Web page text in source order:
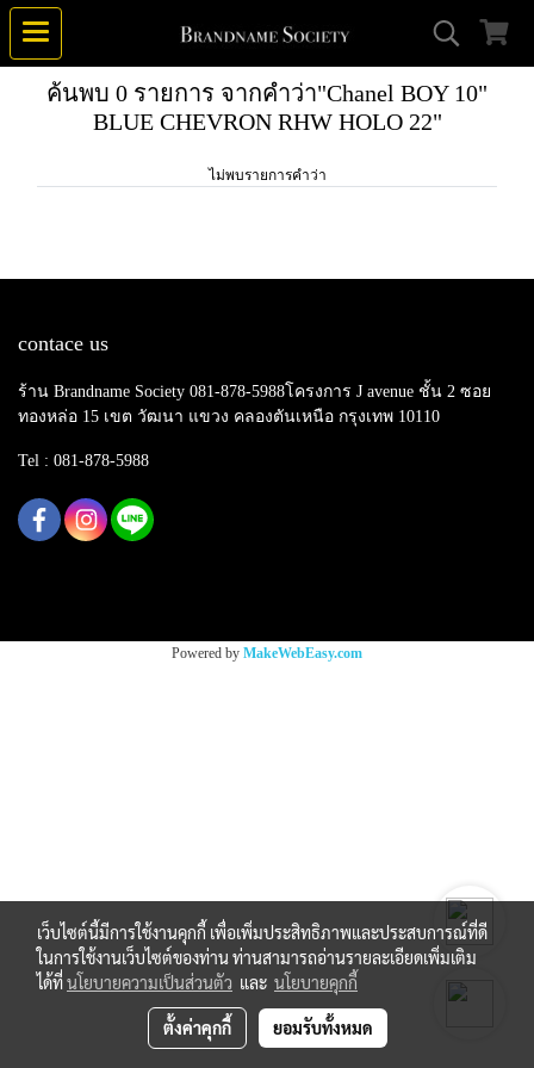
ค้นพบ 0 รายการ จากคำว่า"Chanel BOY 10"
BLUE CHEVRON RHW HOLO 22"
ไม่พบรายการคำว่า
contace us
ร้าน Brandname Society 081-878-5988โครงการ J avenue ชั้น 2 ซอย
ทองหล่อ 15 เขต วัฒนา แขวง คลองตันเหนือ กรุงเทพ 10110
Tel : 081-878-5988
Powered by MakeWebEasy.com
เว็บไซต์นี้มีการใช้งานคุกกี้ เพื่อเพิ่มประสิทธิภาพและประสบการณ์ที่ดี
ในการใช้งานเว็บไซต์ของท่าน ท่านสามารถอ่านรายละเอียดเพิ่มเติม
ได้ที่นโยบายความเป็นส่วนตัว และ นโยบายคุกกี้
ตั้งค่าคุกกี้ ยอมรับทั้งหมด